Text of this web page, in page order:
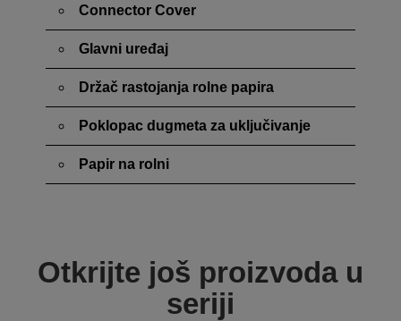
Connector Cover
Glavni uređaj
Držač rastojanja rolne papira
Poklopac dugmeta za uključivanje
Papir na rolni
Otkrijte još proizvoda u
seriji